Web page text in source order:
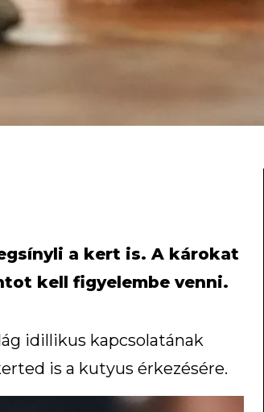
a kert is. A károkat
kell figyelembe venni.
idillikus kapcsolatának
is a kutyus érkezésére.